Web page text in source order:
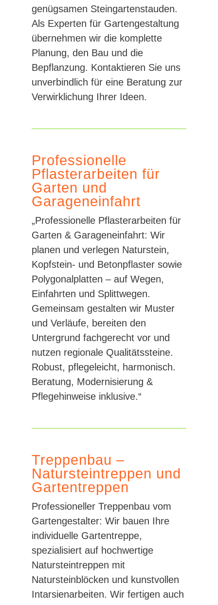
genügsamen Steingartenstauden.
Als Experten für Gartengestaltung
übernehmen wir die komplette
Planung, den Bau und die
Bepflanzung. Kontaktieren Sie uns
unverbindlich für eine Beratung zur
Verwirklichung Ihrer Ideen.
Professionelle
Pflasterarbeiten für
Garten und
Garageneinfahrt
„Professionelle Pflasterarbeiten für
Garten & Garageneinfahrt: Wir
planen und verlegen Naturstein,
Kopfstein- und Betonpflaster sowie
Polygonalplatten – auf Wegen,
Einfahrten und Splittwegen.
Gemeinsam gestalten wir Muster
und Verläufe, bereiten den
Untergrund fachgerecht vor und
nutzen regionale Qualitätssteine.
Robust, pflegeleicht, harmonisch.
Beratung, Modernisierung &
Pflegehinweise inklusive.“
Treppenbau –
Natursteintreppen und
Gartentreppen
Professioneller Treppenbau vom
Gartengestalter: Wir bauen Ihre
individuelle Gartentreppe,
spezialisiert auf hochwertige
Natursteintreppen mit
Natursteinblöcken und kunstvollen
Intarsienarbeiten. Wir fertigen auch